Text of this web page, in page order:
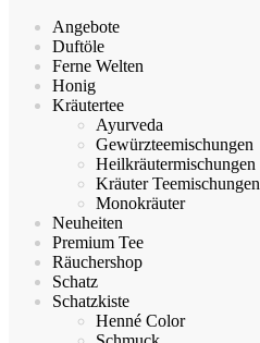
Angebote
Duftöle
Ferne Welten
Honig
Kräutertee
Ayurveda
Gewürzteemischungen
Heilkräutermischungen
Kräuter Teemischungen
Monokräuter
Neuheiten
Premium Tee
Räuchershop
Schatz
Schatzkiste
Henné Color